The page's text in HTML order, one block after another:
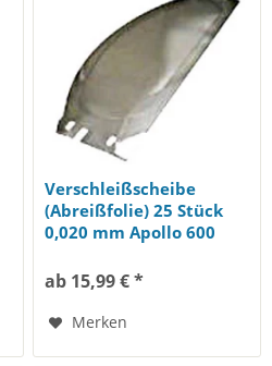
Verschleißscheibe
(Abreißfolie) 25 Stück
0,020 mm Apollo 600
ab 15,99 € *
Merken